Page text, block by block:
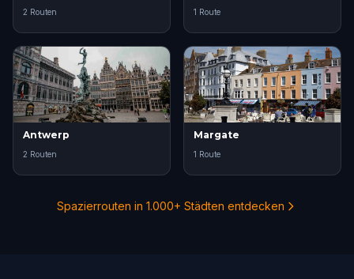
2 Routen 1 Route
Antwerp
2 Routen
Margate
1 Route
Spazierrouten in 1.000+ Städten entdecken